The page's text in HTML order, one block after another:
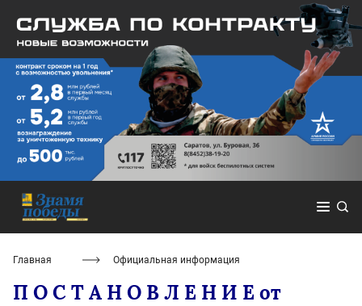
Главная Официальная информация
П О С Т А Н О В Л Е Н И Е от